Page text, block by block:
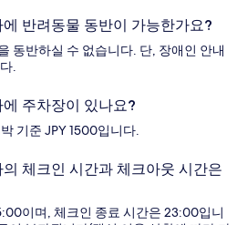
반려동물 동반이 가능한가요?
동반하실 수 없습니다. 단, 장애인 안내
.
주차장이 있나요?
기준 JPY 1500입니다.
체크인 시간과 체크아웃 시간은
이며, 체크인 종료 시간은 23:00입니